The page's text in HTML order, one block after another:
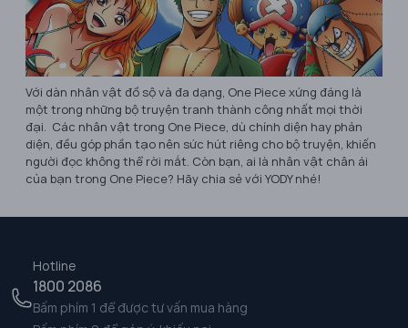
Với dàn nhân vật đồ sộ và đa dạng, One Piece xứng đáng là
một trong những bộ truyện tranh thành công nhất mọi thời
đại. Các nhân vật trong One Piece, dù chính diện hay phản
diện, đều góp phần tạo nên sức hút riêng cho bộ truyện, khiến
người đọc không thể rời mắt. Còn bạn, ai là nhân vật chân ái
của bạn trong One Piece? Hãy chia sẻ với YODY nhé!
Hotline
1800 2086
Bấm phím 1 để được tư vấn mua hàng